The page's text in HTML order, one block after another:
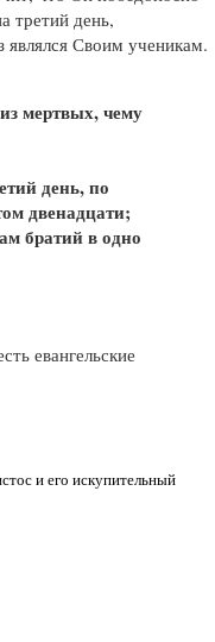
третий день,
являлся Своим ученикам.
мертвых, чему
день, по
двенадцати;
братий в одно
евангельские
и его искупительный